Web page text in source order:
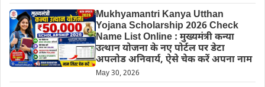
Mukhyamantri Kanya Utthan
Yojana Scholarship 2026 Check
Name List Online : मुख्यमंत्री कन्या
उत्थान योजना के नए पोर्टल पर डेटा
अपलोड अनिवार्य, ऐसे चेक करें अपना नाम
May 30, 2026